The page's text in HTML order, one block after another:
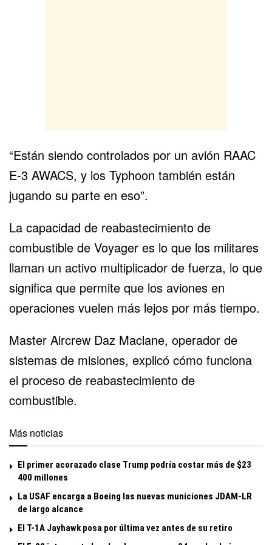
“Están siendo controlados por un avión RAAC
E-3 AWACS, y los Typhoon también están
jugando su parte en eso”.
La capacidad de reabastecimiento de
combustible de Voyager es lo que los militares
llaman un activo multiplicador de fuerza, lo que
significa que permite que los aviones en
operaciones vuelen más lejos por más tiempo.
Master Aircrew Daz Maclane, operador de
sistemas de misiones, explicó cómo funciona
el proceso de reabastecimiento de
combustible.
Más noticias
El primer acorazado clase Trump podría costar más de $23
400 millones
La USAF encarga a Boeing las nuevas municiones JDAM-LR
de largo alcance
El T-1A Jayhawk posa por última vez antes de su retiro